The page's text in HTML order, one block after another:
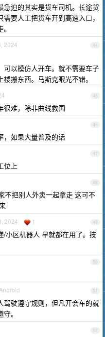
急迫的其实是货车司机。长途货
要人工把货车开到高速入口，
44
2024
可以模仿人开车。就不需要车子
搬东西。马斯克眼光不错。
45
很难，除非曲线救国
46
，如果大量普及的话
47
位上
48
不把别人外卖一起拿走 这可不
49
2024 1
/小区机器人 早就都在用了。技
50
51
驾驶遵守规则，但凡开会车的就
。
52